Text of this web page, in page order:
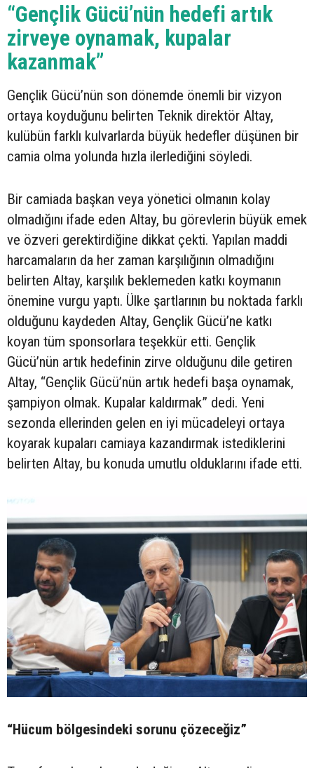
“Gençlik Gücü’nün hedefi artık
zirveye oynamak, kupalar
kazanmak”
Gençlik Gücü’nün son dönemde önemli bir vizyon
ortaya koyduğunu belirten Teknik direktör Altay,
kulübün farklı kulvarlarda büyük hedefler düşünen bir
camia olma yolunda hızla ilerlediğini söyledi.
Bir camiada başkan veya yönetici olmanın kolay
olmadığını ifade eden Altay, bu görevlerin büyük emek
ve özveri gerektirdiğine dikkat çekti. Yapılan maddi
harcamaların da her zaman karşılığının olmadığını
belirten Altay, karşılık beklemeden katkı koymanın
önemine vurgu yaptı. Ülke şartlarının bu noktada farklı
olduğunu kaydeden Altay, Gençlik Gücü’ne katkı
koyan tüm sponsorlara teşekkür etti. Gençlik
Gücü’nün artık hedefinin zirve olduğunu dile getiren
Altay, “Gençlik Gücü’nün artık hedefi başa oynamak,
şampiyon olmak. Kupalar kaldırmak” dedi. Yeni
sezonda ellerinden gelen en iyi mücadeleyi ortaya
koyarak kupaları camiaya kazandırmak istediklerini
belirten Altay, bu konuda umutlu olduklarını ifade etti.
“Hücum bölgesindeki sorunu çözeceğiz”